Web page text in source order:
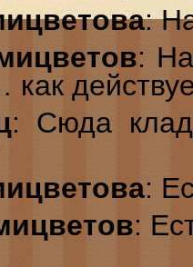
:
:
: Сюда
:
: